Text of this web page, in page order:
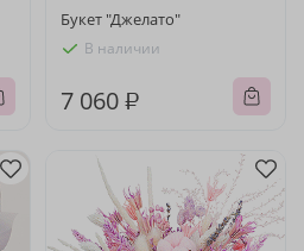
Букет "Джелато"
В наличии
7 060 ₽